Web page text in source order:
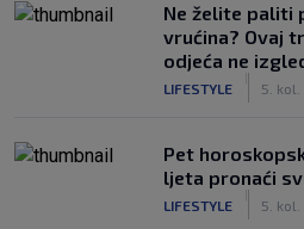
Ne želite paliti
vrućina? Ovaj
odjeća ne
LIFESTYLE 5. kol.
Pet
ljeta pronaći
LIFESTYLE 5. kol.